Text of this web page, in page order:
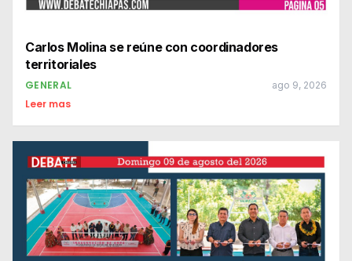
Carlos Molina se reúne con coordinadores
territoriales
GENERAL ago 9, 2026
Leer mas